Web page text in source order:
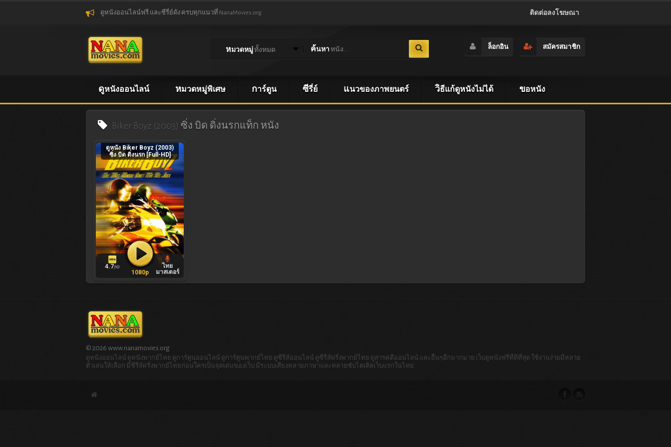
ดูหนังออนไลน์ฟรี และซีรี่ย์ดัง ครบทุกแนวที่ NanaMovies.org ติดต่อลงโฆษณา
หมวดหมู่ทั้งหมด ค้นหา หนัง... ล็อกอิน สมัครสมาชิก
ดูหนังออนไลน์ หมวดหมู่พิเศษ การ์ตูน ซีรี่ย์ แนวของภาพยนตร์ วิธีแก้ดูหนังไม่ได้ ขอหนัง
Biker Boyz (2003) ซิ่ง บิด ดิ่งนรกแท็ก หนัง
ดูหนัง Biker Boyz (2003)
ซิ่ง บิด ดิ่งนรก [Full-HD]
4.7/10
ไทย
มาสเตอร์
1080p
© 2026 www.nanamovies.org
ดูหนังออนไลน์ ดูหนังพากย์ไทย ดูการ์ตูนออนไลน์ ดูการ์ตูนพากย์ไทย ดูซีรีส์ออนไลน์ ดูซีรีส์ฝรั่งพากย์ไทย ดูสารคดีออนไลน์ และอื่นๆอีกมากมาย เว็บดูหนังฟรีที่ดีที่สุด ใช้งานง่ายมีหลาย
ตัวเล่นให้เลือก มีซีรีส์ฝรั่งพากย์ไทยก่อนใครเป็นจุดเด่นของเว็บ มีระบบเสียงหลายภาษาและหลายซับไตเติลเว็บแรกในไทย.